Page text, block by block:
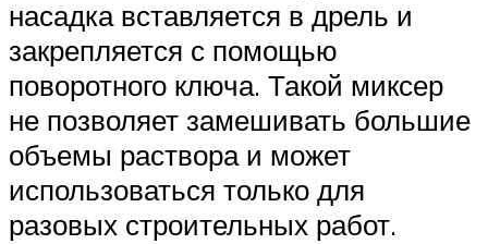
насадка вставляется в дрель и
закрепляется с помощью
поворотного ключа. Такой миксер
не позволяет замешивать большие
объемы раствора и может
использоваться только для
разовых строительных работ.